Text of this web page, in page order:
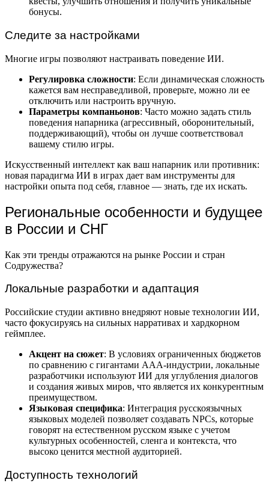
бонусы.
Следите за настройками
Многие игры позволяют настраивать поведение ИИ.
Регулировка сложности: Если динамическая сложность
кажется вам несправедливой, проверьте, можно ли ее
отключить или настроить вручную.
Параметры компаньонов: Часто можно задать стиль
поведения напарника (агрессивный, оборонительный,
поддерживающий), чтобы он лучше соответствовал
вашему стилю игры.
Искусственный интеллект как ваш напарник или противник:
новая парадигма ИИ в играх дает вам инструменты для
настройки опыта под себя, главное — знать, где их искать.
Региональные особенности и будущее
в России и СНГ
Как эти тренды отражаются на рынке России и стран
Содружества?
Локальные разработки и адаптация
Российские студии активно внедряют новые технологии ИИ,
часто фокусируясь на сильных нарративах и хардкорном
геймплее.
Акцент на сюжет: В условиях ограниченных бюджетов
по сравнению с гигантами AAA-индустрии, локальные
разработчики используют ИИ для углубления диалогов
и создания живых миров, что является их конкурентным
преимуществом.
Языковая специфика: Интеграция русскоязычных
языковых моделей позволяет создавать NPCs, которые
говорят на естественном русском языке с учетом
культурных особенностей, сленга и контекста, что
высоко ценится местной аудиторией.
Доступность технологий